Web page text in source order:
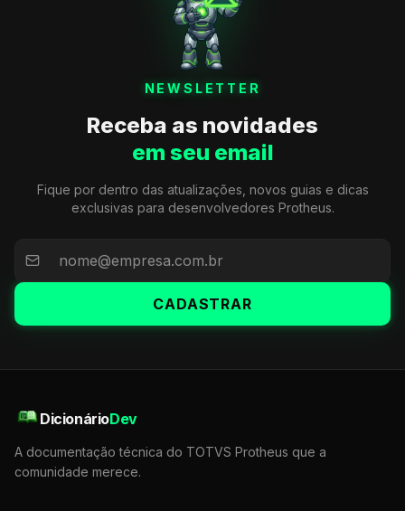
NEWSLETTER
Receba as novidades
em seu email
Fique por dentro das atualizações, novos guias e dicas
exclusivas para desenvolvedores Protheus.
CADASTRAR
DicionárioDev
A documentação técnica do TOTVS Protheus que a
comunidade merece.